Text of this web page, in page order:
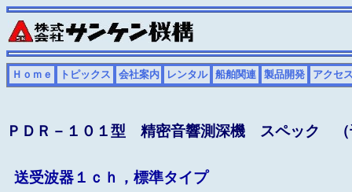
Ｈｏｍｅ トピックス 会社案内 レンタル 船舶関連 製品開発 アクセ
ＰＤＲ－１０１型 精密音響測深機 スペック （
送受波器１ｃｈ，標準タイプ